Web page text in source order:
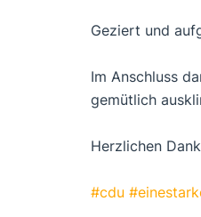
Geziert und
Im Anschluss
gemütlich
Herzlichen
#cdu